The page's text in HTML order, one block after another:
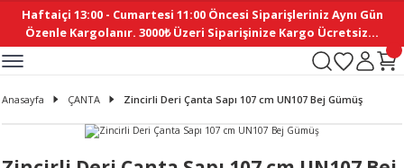
Haftaiçi 13:00 - Cumartesi 11:00 Öncesi Siparişleriniz Aynı Gün
Özenle Kargolanır. 3000₺ Üzeri Siparişinize Kargo Ücretsiz...
Geri Dön
Geri Dön
Geri Dön
Geri Dön
Geri Dön
Geri Dön
Geri Dön
Geri Dön
Geri Dön
Geri Dön
Geri Dön
Geri Dön
Geri Dön
Geri Dön
Geri Dön
AKSESUAR
Geri Dön
Geri Dön
Geri Dön
Geri Dön
Geri Dön
Geri Dön
Anasayfa ÇANTA Zincirli Deri Çanta Sapı 107 cm UN107 Bej Gümüş